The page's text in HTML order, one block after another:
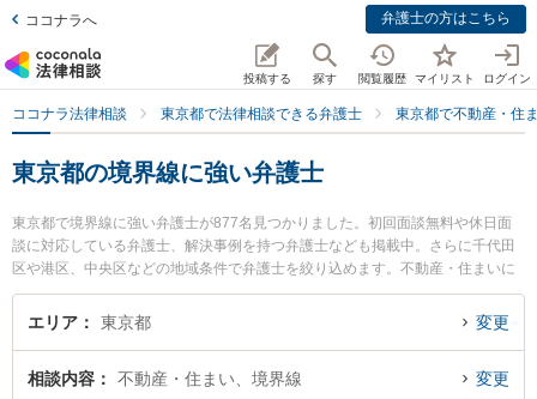
ココナラへ 弁護士の方はこちら
投稿する 探す 閲覧履歴 マイリスト ログイン
ココナラ法律相談 東京都で法律相談できる弁護士 東京都で不動産・住
東京都の境界線に強い弁護士
東京都で境界線に強い弁護士が877名見つかりました。初回面談無料や休日面
談に対応している弁護士、解決事例を持つ弁護士なども掲載中。さらに千代田
区や港区、中央区などの地域条件で弁護士を絞り込めます。不動産・住まいに
関係する立ち退き交渉や家賃交渉、不動産契約解除等の細かな分野での絞り込
み検索もでき便利です。特にあざぶ法律会計事務所の鈴木 啓史弁護士や廣井法
に発生した境界線のトラブルを今すぐに弁護士に相談したい』『境界線のトラ
エリア 東京都 変更
相談内容 不動産・住まい、境界線 変更